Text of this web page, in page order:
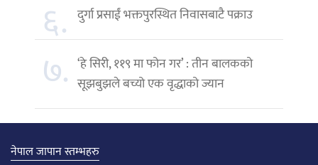
६. दुर्गा प्रसाईं भक्तपुरस्थित निवासबाटै पक्राउ
७. ‘हे सिरी, ११९ मा फोन गर’ : तीन बालकको
सूझबुझले बच्यो एक वृद्धाको ज्यान
नेपाल जापान स्तम्भहरु